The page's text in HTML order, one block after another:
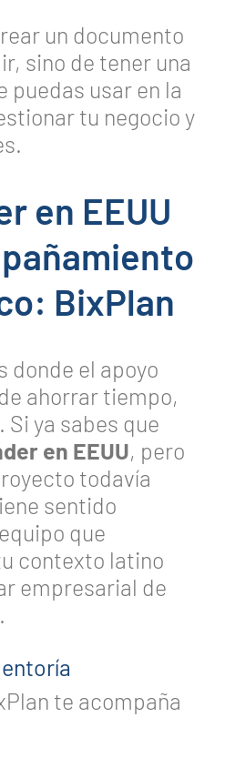
un documento
sino de tener una
puedas usar en la
tu negocio y
en EEUU
BixPlan
donde el apoyo
ahorrar tiempo,
ya sabes que
en EEUU, pero
todavía
sentido
que
contexto latino
empresarial de
te acompaña